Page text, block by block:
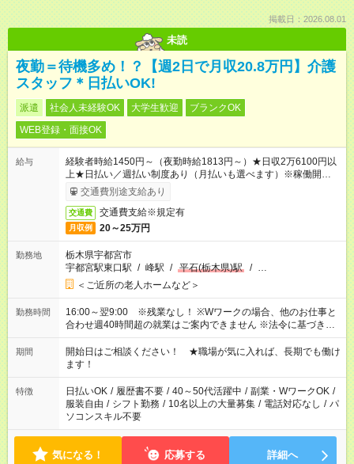
掲載日：2026.08.01
未読
夜勤＝待機多め！？【週2日で月収20.8万円】介護
スタッフ＊日払いOK!
派遣 社会人未経験OK 大学生歓迎
ブランクOK
WEB登録・面接OK
給与
経験者時給1450円～（夜勤時給1813円～）★日収2万6100円以
上★日払い／週払い制度あり（月払いも選べます）※稼働開始時
は手続き完了次第のお支払いとなります。
交通費別途支給あり
交通費 交通費支給※規定有
月収例 20～25万円
勤務地
栃木県宇都宮市
宇都宮駅東口駅 / 峰駅 / 平石(栃木県)駅 / …
＜ご近所の老人ホームなど＞
勤務時間
16:00～翌9:00 ※残業なし！ ※Wワークの場合、他のお仕事と
合わせ週40時間超の就業はご案内できません ※法令に基づき、
週20時間以上勤務は社会保険への加入対象となります ※労働者
派遣法（日雇い派遣の原則禁止）により、短時間・短期間の就
業はご案内が難しい場合があります
期間
開始日はご相談ください！ ★職場が気に入れば、長期でも働け
ます！
特徴 日払いOK / 履歴書不要 / 40～50代活躍中 / 副業・WワークOK /
服装自由 / シフト勤務 / 10名以上の大量募集 / 電話対応なし / パ
ソコンスキル不要
気になる！ 応募する 詳細へ